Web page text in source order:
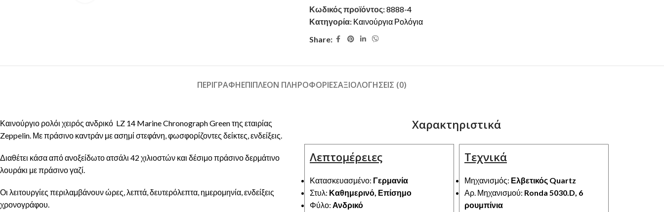
Κωδικός προϊόντος:8888-4
Κατηγορία: Καινούργια Ρολόγια
Share:
ΠΕΡΙΓΡΑΦΉΕΠΙΠΛΈΟΝ ΠΛΗΡΟΦΟΡΊΕΣΑΞΙΟΛΟΓΉΣΕΙΣ (0)
Καινούργιο ρολόι χειρός ανδρικό LZ 14 Marine Chronograph Green της εταιρίας
Zeppelin. Με πράσινο καντράν με ασημί στεφάνη, φωσφορίζοντες δείκτες, ενδείξεις.
Διαθέτει κάσα από ανοξείδωτο ατσάλι 42 χιλιοστών και δέσιμο πράσινο δερμάτινο
λουράκι με πράσινο γαζί.
Οι λειτουργίες περιλαμβάνουν ώρες, λεπτά, δευτερόλεπτα, ημερομηνία, ενδείξεις
χρονογράφου.
Χαρακτηριστικά
Λεπτομέρειες
Κατασκευασμένο: Γερμανία
Στυλ: Καθημερινό, Επίσημο
Φύλο: Ανδρικό
Τεχνικά
Μηχανισμός: Ελβετικός Quartz
Αρ. Μηχανισμού: Ronda 5030.D, 6
ρουμπίνια